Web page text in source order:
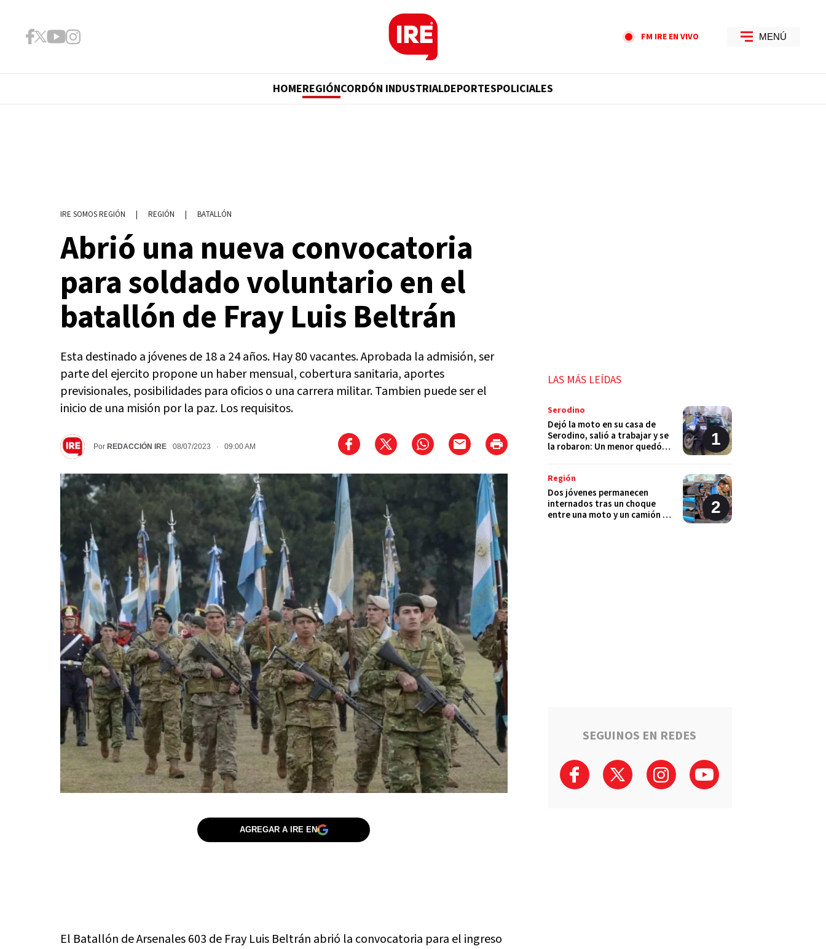
FM IRE EN VIVO MENÚ
HOMEREGIÓNCORDÓN INDUSTRIALDEPORTESPOLICIALES
IRE SOMOS REGIÓN | REGIÓN | BATALLÓN
Abrió una nueva convocatoria
para soldado voluntario en el
batallón de Fray Luis Beltrán
Esta destinado a jóvenes de 18 a 24 años. Hay 80 vacantes. Aprobada la admisión, ser
parte del ejercito propone un haber mensual, cobertura sanitaria, aportes
previsionales, posibilidades para oficios o una carrera militar. Tambien puede ser el
inicio de una misión por la paz. Los requisitos.
Por REDACCIÓN IRE 08/07/2023 · 09:00 AM
AGREGAR A IRE EN
El Batallón de Arsenales 603 de Fray Luis Beltrán abrió la convocatoria para el ingreso
LAS MÁS LEÍDAS
Serodino
Dejó la moto en su casa de
Serodino, salió a trabajar y se
la robaron: Un menor quedó
Región
Dos jóvenes permanecen
internados tras un choque
entre una moto y un camión en
"Solo quería darle una
oportunidad"SEGUINOS EN REDES